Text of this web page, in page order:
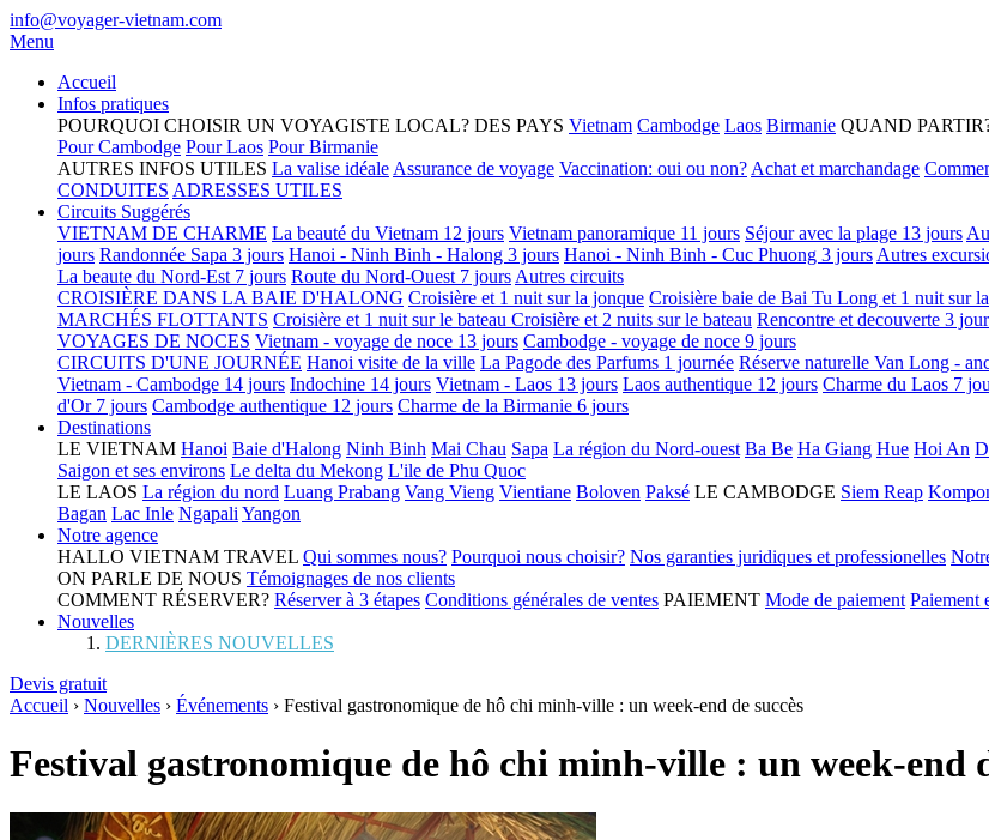
info@voyager-vietnam.com
Menu
Accueil
Infos pratiques
POURQUOI CHOISIR UN VOYAGISTE LOCAL? DES PAYS Vietnam Cambodge Laos Birmanie QUAND
Pour Cambodge Pour Laos Pour Birmanie
AUTRES INFOS UTILES La valise idéale Assurance de voyage Vaccination: oui ou non? Achat et marchandage
CONDUITES ADRESSES UTILES
Circuits Suggérés
VIETNAM DE CHARME La beauté du Vietnam 12 jours Vietnam panoramique 11 jours Séjour avec la plage 13 jours
jours Randonnée Sapa 3 jours Hanoi - Ninh Binh - Halong 3 jours Hanoi - Ninh Binh - Cuc Phuong 3 jours Autres
La beaute du Nord-Est 7 jours Route du Nord-Ouest 7 jours Autres circuits
CROISIÈRE DANS LA BAIE D'HALONG Croisière et 1 nuit sur la jonque Croisière baie de Bai Tu Long et 1 nuit sur
MARCHÉS FLOTTANTS Croisière et 1 nuit sur le bateau Croisière et 2 nuits sur le bateau Rencontre et decouverte 3
VOYAGES DE NOCES Vietnam - voyage de noce 13 jours Cambodge - voyage de noce 9 jours
CIRCUITS D'UNE JOURNÉE Hanoi visite de la ville La Pagode des Parfums 1 journée Réserve naturelle Van Long -
Vietnam - Cambodge 14 jours Indochine 14 jours Vietnam - Laos 13 jours Laos authentique 12 jours Charme du Laos 7
d'Or 7 jours Cambodge authentique 12 jours Charme de la Birmanie 6 jours
Destinations
LE VIETNAM Hanoi Baie d'Halong Ninh Binh Mai Chau Sapa La région du Nord-ouest Ba Be Ha Giang Hue Hoi An
Saigon et ses environs Le delta du Mekong L'ile de Phu Quoc
LE LAOS La région du nord Luang Prabang Vang Vieng Vientiane Boloven Paksé LE CAMBODGE Siem Reap
Bagan Lac Inle Ngapali Yangon
Notre agence
HALLO VIETNAM TRAVEL Qui sommes nous? Pourquoi nous choisir? Nos garanties juridiques et professionelles
ON PARLE DE NOUS Témoignages de nos clients
COMMENT RÉSERVER? Réserver à 3 étapes Conditions générales de ventes PAIEMENT Mode de paiement Paiement
Nouvelles
DERNIÈRES NOUVELLES
Devis gratuit
Accueil › Nouvelles › Événements › Festival gastronomique de hô chi minh-ville : un week-end de succès
Festival gastronomique de hô chi minh-ville : un week-end